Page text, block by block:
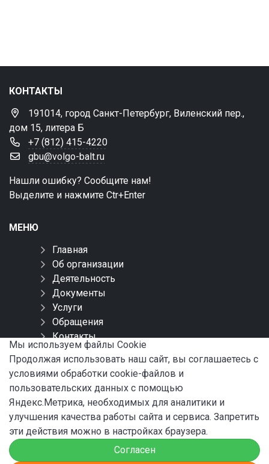
КОНТАКТЫ
191014, город Санкт-Петербург, Виленский пер.,
дом 15, литера Б
+7 (812) 415-4220
gbu@volgo-balt.ru
Нашли ошибку? Сообщите нам!
Выделите и нажмите Ctr+Enter
МЕНЮ
Главная
Об организации
Деятельность
Документы
Услуги
Обращения
Контакты
Карта сайта
СОЦИАЛЬНЫЕ СЕТИ
Мы используем файлы Сookie
Продолжая использовать наш сайт, вы соглашаетесь с
условиями обработки cookie-файлов и
пользовательских данных с помощью
Яндекс.Метрика, необходимых для аналитики и
улучшения качества работы сайта и сервиса. Запретить
эти действия можно в настройках браузера.
Согласен